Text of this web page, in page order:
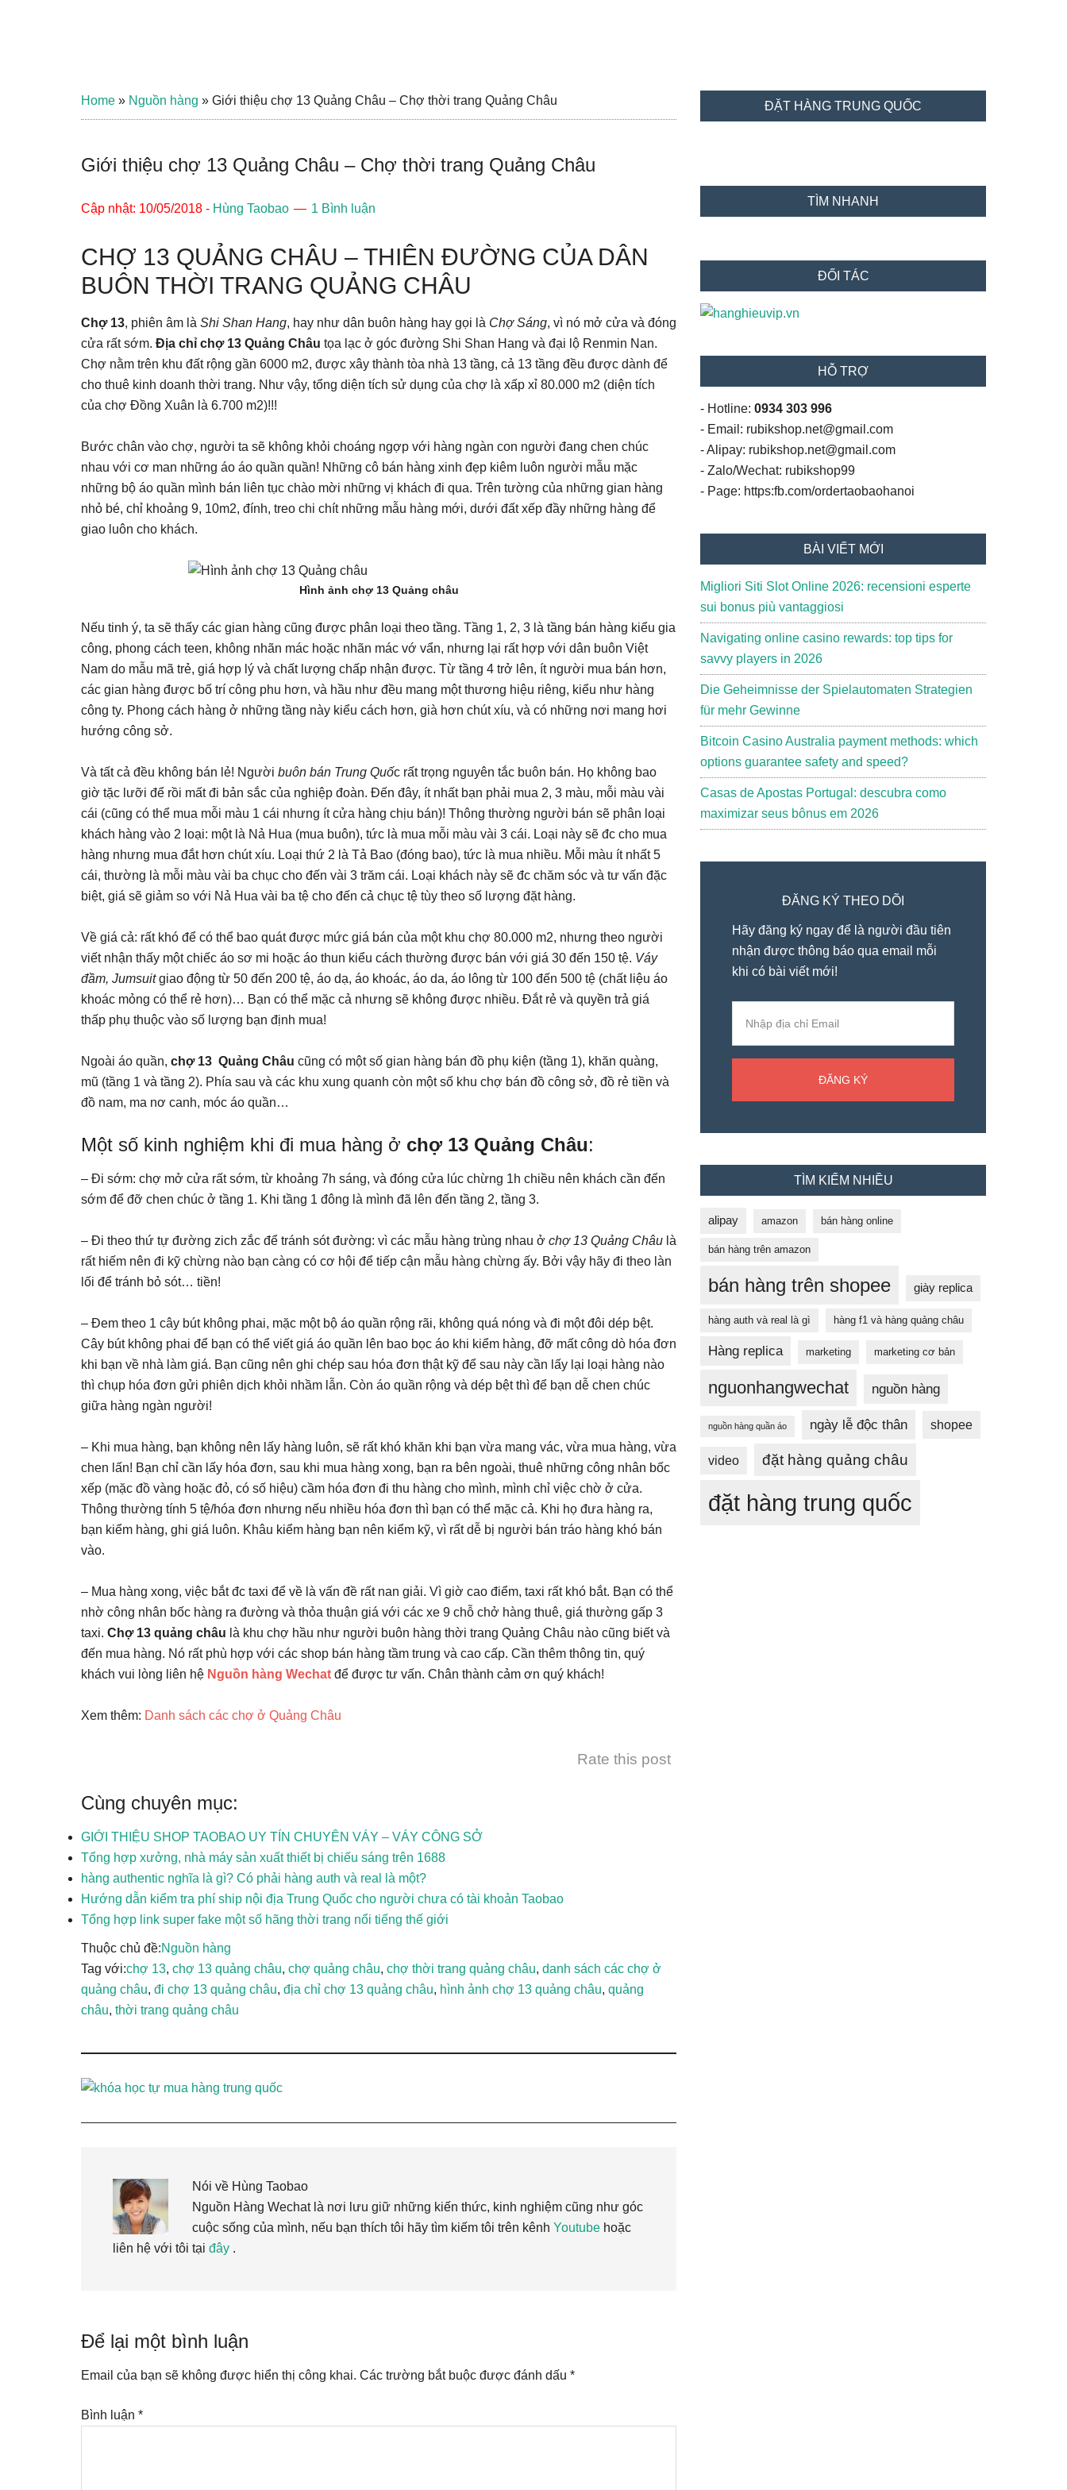
Home » Nguồn hàng » Giới thiệu chợ 13 Quảng Châu – Chợ thời trang Quảng Châu
Giới thiệu chợ 13 Quảng Châu – Chợ thời trang Quảng Châu
Cập nhật: 10/05/2018 - Hùng Taobao 1 Bình luận
CHỢ 13 QUẢNG CHÂU – THIÊN ĐƯỜNG CỦA DÂN
BUÔN THỜI TRANG QUẢNG CHÂU
Chợ 13, phiên âm là Shi Shan Hang, hay như dân buôn hàng hay gọi là Chợ Sáng, vì nó mở cửa và đóng
cửa rất sớm. Địa chỉ chợ 13 Quảng Châu tọa lạc ở góc đường Shi Shan Hang và đại lộ Renmin Nan.
Chợ nằm trên khu đất rộng gần 6000 m2, được xây thành tòa nhà 13 tầng, cả 13 tầng đều được dành để
cho thuê kinh doanh thời trang. Như vậy, tổng diện tích sử dụng của chợ là xấp xỉ 80.000 m2 (diện tích
của chợ Đồng Xuân là 6.700 m2)!!!
Bước chân vào chợ, người ta sẽ không khỏi choáng ngợp với hàng ngàn con người đang chen chúc
nhau với cơ man những áo áo quần quần! Những cô bán hàng xinh đẹp kiêm luôn người mẫu mặc
những bộ áo quần mình bán liên tục chào mời những vị khách đi qua. Trên tường của những gian hàng
nhỏ bé, chỉ khoảng 9, 10m2, đính, treo chi chít những mẫu hàng mới, dưới đất xếp đầy những hàng để
giao luôn cho khách.
Hình ảnh chợ 13 Quảng châu
Nếu tinh ý, ta sẽ thấy các gian hàng cũng được phân loại theo tầng. Tầng 1, 2, 3 là tầng bán hàng kiểu gia
công, phong cách teen, không nhãn mác hoặc nhãn mác vớ vẩn, nhưng lại rất hợp với dân buôn Việt
Nam do mẫu mã trẻ, giá hợp lý và chất lượng chấp nhận được. Từ tầng 4 trở lên, ít người mua bán hơn,
các gian hàng được bố trí công phu hơn, và hầu như đều mang một thương hiệu riêng, kiểu như hàng
công ty. Phong cách hàng ở những tầng này kiểu cách hơn, già hơn chút xíu, và có những nơi mang hơi
hướng công sở.
Và tất cả đều không bán lẻ! Người buôn bán Trung Quốc rất trọng nguyên tắc buôn bán. Họ không bao
giờ tặc lưỡi để rồi mất đi bản sắc của nghiệp đoàn. Đến đây, ít nhất bạn phải mua 2, 3 màu, mỗi màu vài
cái (cũng có thể mua mỗi màu 1 cái nhưng ít cửa hàng chịu bán)! Thông thường người bán sẽ phân loại
khách hàng vào 2 loại: một là Nả Hua (mua buôn), tức là mua mỗi màu vài 3 cái. Loại này sẽ đc cho mua
hàng nhưng mua đắt hơn chút xíu. Loại thứ 2 là Tả Bao (đóng bao), tức là mua nhiều. Mỗi màu ít nhất 5
cái, thường là mỗi màu vài ba chục cho đến vài 3 trăm cái. Loại khách này sẽ đc chăm sóc và tư vấn đặc
biệt, giá sẽ giảm so với Nả Hua vài ba tệ cho đến cả chục tệ tùy theo số lượng đặt hàng.
Về giá cả: rất khó để có thể bao quát được mức giá bán của một khu chợ 80.000 m2, nhưng theo người
viết nhận thấy một chiếc áo sơ mi hoặc áo thun kiểu cách thường được bán với giá 30 đến 150 tệ. Váy
đầm, Jumsuitgiao động từ 50 đến 200 tệ, áo dạ, áo khoác, áo da, áo lông từ 100 đến 500 tệ (chất liệu áo
khoác mỏng có thể rẻ hơn)… Bạn có thể mặc cả nhưng sẽ không được nhiều. Đắt rẻ và quyền trả giá
thấp phụ thuộc vào số lượng bạn định mua!
Ngoài áo quần, chợ 13 Quảng Châu cũng có một số gian hàng bán đồ phụ kiện (tầng 1), khăn quàng,
mũ (tầng 1 và tầng 2). Phía sau và các khu xung quanh còn một số khu chợ bán đồ công sở, đồ rẻ tiền và
đồ nam, ma nơ canh, móc áo quần…
Một số kinh nghiệm khi đi mua hàng ở chợ 13 Quảng Châu:
– Đi sớm: chợ mở cửa rất sớm, từ khoảng 7h sáng, và đóng cửa lúc chừng 1h chiều nên khách cần đến
sớm để đỡ chen chúc ở tầng 1. Khi tầng 1 đông là mình đã lên đến tầng 2, tầng 3.
– Đi theo thứ tự đường zich zắc để tránh sót đường: vì các mẫu hàng trùng nhau ở chợ 13 Quảng Châu là
rất hiếm nên đi kỹ chừng nào bạn càng có cơ hội để tiếp cận mẫu hàng chừng ấy. Bởi vậy hãy đi theo làn
lối để tránh bỏ sót… tiền!
– Đem theo 1 cây bút không phai, mặc một bộ áo quần rộng rãi, không quá nóng và đi một đôi dép bệt.
Cây bút không phai để bạn có thể viết giá áo quần lên bao bọc áo khi kiểm hàng, đỡ mất công dò hóa đơn
khi bạn về nhà làm giá. Bạn cũng nên ghi chép sau hóa đơn thật kỹ để sau này cần lấy lại loại hàng nào
thì chụp hóa đơn gửi phiên dịch khỏi nhầm lẫn. Còn áo quần rộng và dép bệt thì để bạn dễ chen chúc
giữa hàng ngàn người!
– Khi mua hàng, bạn không nên lấy hàng luôn, sẽ rất khó khăn khi bạn vừa mang vác, vừa mua hàng, vừa
chen lấn! Bạn chỉ cần lấy hóa đơn, sau khi mua hàng xong, bạn ra bên ngoài, thuê những công nhân bốc
xếp (mặc đồ vàng hoặc đỏ, có số hiệu) cầm hóa đơn đi thu hàng cho mình, mình chỉ việc chờ ở cửa.
Thông thường tính 5 tệ/hóa đơn nhưng nếu nhiều hóa đơn thì bạn có thể mặc cả. Khi họ đưa hàng ra,
bạn kiểm hàng, ghi giá luôn. Khâu kiểm hàng bạn nên kiểm kỹ, vì rất dễ bị người bán tráo hàng khó bán
vào.
– Mua hàng xong, việc bắt đc taxi để về là vấn đề rất nan giải. Vì giờ cao điểm, taxi rất khó bắt. Bạn có thể
nhờ công nhân bốc hàng ra đường và thỏa thuận giá với các xe 9 chỗ chở hàng thuê, giá thường gấp 3
taxi. Chợ 13 quảng châu là khu chợ hầu như người buôn hàng thời trang Quảng Châu nào cũng biết và
đến mua hàng. Nó rất phù hợp với các shop bán hàng tầm trung và cao cấp. Cần thêm thông tin, quý
khách vui lòng liên hệ Nguồn hàng Wechat để được tư vấn. Chân thành cảm ơn quý khách!
Xem thêm: Danh sách các chợ ở Quảng Châu
Rate this post
Cùng chuyên mục:
GIỚI THIỆU SHOP TAOBAO UY TÍN CHUYÊN VÁY – VÁY CÔNG SỞ
Tổng hợp xưởng, nhà máy sản xuất thiết bị chiếu sáng trên 1688
hàng authentic nghĩa là gì? Có phải hàng auth và real là một?
Hướng dẫn kiểm tra phí ship nội địa Trung Quốc cho người chưa có tài khoản Taobao
Tổng hợp link super fake một số hãng thời trang nổi tiếng thế giới
Thuộc chủ đề:Nguồn hàng
Tag với:chợ 13, chợ 13 quảng châu, chợ quảng châu, chợ thời trang quảng châu, danh sách các chợ ở
quảng châu, đi chợ 13 quảng châu, địa chỉ chợ 13 quảng châu, hình ảnh chợ 13 quảng châu, quảng
châu, thời trang quảng châu
Nói về Hùng Taobao
Nguồn Hàng Wechat là nơi lưu giữ những kiến thức, kinh nghiệm cũng như góc
cuộc sống của mình, nếu bạn thích tôi hãy tìm kiếm tôi trên kênh Youtube hoặc
liên hệ với tôi tại đây .
Reader
Interactions
Để lại một bình luận
Email của bạn sẽ không được hiển thị công khai. Các trường bắt buộc được đánh dấu *
Bình luận *
SidebarĐẶT HÀNG TRUNG QUỐC
TÌM NHANH
ĐỐI TÁC
HỖ TRỢ
- Hotline: 0934 303 996
- Email: rubikshop.net@gmail.com
- Alipay: rubikshop.net@gmail.com
- Zalo/Wechat: rubikshop99
- Page: https:fb.com/ordertaobaohanoi
BÀI VIẾT MỚI
Migliori Siti Slot Online 2026: recensioni esperte
sui bonus più vantaggiosi
Navigating online casino rewards: top tips for
savvy players in 2026
Die Geheimnisse der Spielautomaten Strategien
für mehr Gewinne
Bitcoin Casino Australia payment methods: which
options guarantee safety and speed?
Casas de Apostas Portugal: descubra como
maximizar seus bônus em 2026
ĐĂNG KÝ THEO DÕI
Hãy đăng ký ngay để là người đầu tiên
nhận được thông báo qua email mỗi
khi có bài viết mới!
TÌM KIẾM NHIỀU
alipay amazon bán hàng online
bán hàng trên amazon
bán hàng trên shopee giày replica
hàng auth và real là gì hàng f1 và hàng quảng châu
Hàng replica marketing marketing cơ bản
nguonhangwechat nguồn hàng
nguồn hàng quần áo ngày lễ độc thân shopee
video đặt hàng quảng châu
đặt hàng trung quốc